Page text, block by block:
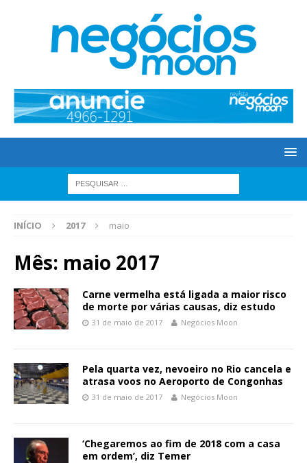
INÍCIO 2017 maio
Mês: maio 2017
Carne vermelha está ligada a maior risco
de morte por várias causas, diz estudo
31 de maio de 2017 Negócios Moon
Pela quarta vez, nevoeiro no Rio cancela e
atrasa voos no Aeroporto de Congonhas
31 de maio de 2017 Negócios Moon
‘Chegaremos ao fim de 2018 com a casa
em ordem’, diz Temer